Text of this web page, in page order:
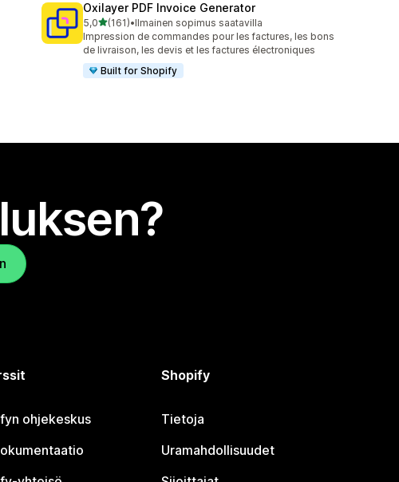
Oxilayer PDF Invoice Generator
5,0/ 5 tähteä
(161)
161 arvostelua yhteensä
•Ilmainen sopimus saatavilla
Impression de commandes pour les factures, les bons
de livraison, les devis et les factures électroniques
Built for Shopify
ohjekeskus
Shopify
Tietoja
Uramahdollisuudet